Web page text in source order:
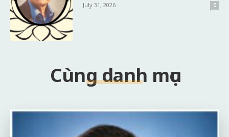
July 31, 2026 0
Cùng danh mục